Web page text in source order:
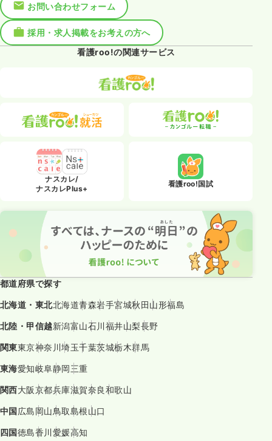
お問い合わせフォーム
採用・求人掲載をお考えの方へ
看護roo!の関連サービス
ナスカレ/
ナスカレPlus+
看護roo!国試
都道府県で探す
北海道・東北北海道青森岩手宮城秋田山形福島
北陸・甲信越新潟富山石川福井山梨長野
関東東京神奈川埼玉千葉茨城栃木群馬
東海愛知岐阜静岡三重
関西大阪京都兵庫滋賀奈良和歌山
中国広島岡山鳥取島根山口
四国徳島香川愛媛高知